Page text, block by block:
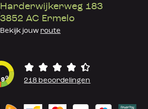
Harderwijkerweg 183
3852 AC Ermelo
Bekijk jouw route
90 218 beoordelingen